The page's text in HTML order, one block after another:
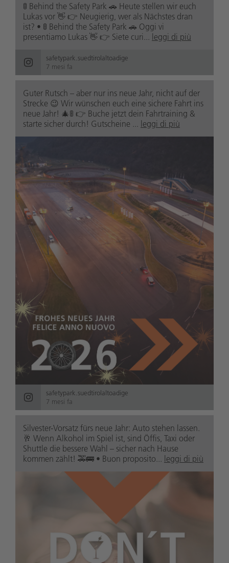
🚦 Behind the Safety Park 🚗 Heute stellen wir euch
Lukas vor 👋 👉 Neugierig, wer als Nächstes dran
ist? • 🚦 Behind the Safety Park 🚗 Oggi vi
presentiamo Lukas 👋 👉 Siete curi... leggi di più
safetypark.suedtirolaltoadige
7 mesi fa
Guter Rutsch – aber nur ins neue Jahr, nicht auf der
Strecke 😉 Wir wünschen euch eine sichere Fahrt ins
neue Jahr! 🎄🚦 👉 Buche jetzt dein Fahrtraining &
starte sicher durch! Gutscheine ... leggi di più
safetypark.suedtirolaltoadige
7 mesi fa
Silvester-Vorsatz fürs neue Jahr: Auto stehen lassen.
🥂 Wenn Alkohol im Spiel ist, sind Öffis, Taxi oder
Shuttle die bessere Wahl – sicher nach Hause
kommen zählt! 🚕🚌 • Buon proposito... leggi di più